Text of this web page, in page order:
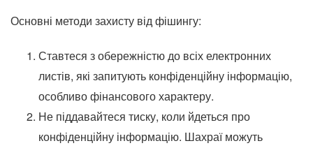
Основні методи захисту від фішингу:
Ставтеся з обережністю до всіх електронних
листів, які запитують конфіденційну інформацію,
особливо фінансового характеру.
Не піддавайтеся тиску, коли йдеться про
конфіденційну інформацію. Шахраї можуть